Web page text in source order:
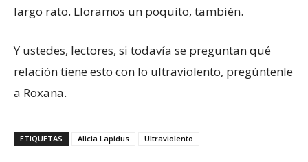
largo rato. Lloramos un poquito, también.
Y ustedes, lectores, si todavía se preguntan qué
relación tiene esto con lo ultraviolento, pregúntenle
a Roxana.
ETIQUETAS Alicia Lapidus Ultraviolento